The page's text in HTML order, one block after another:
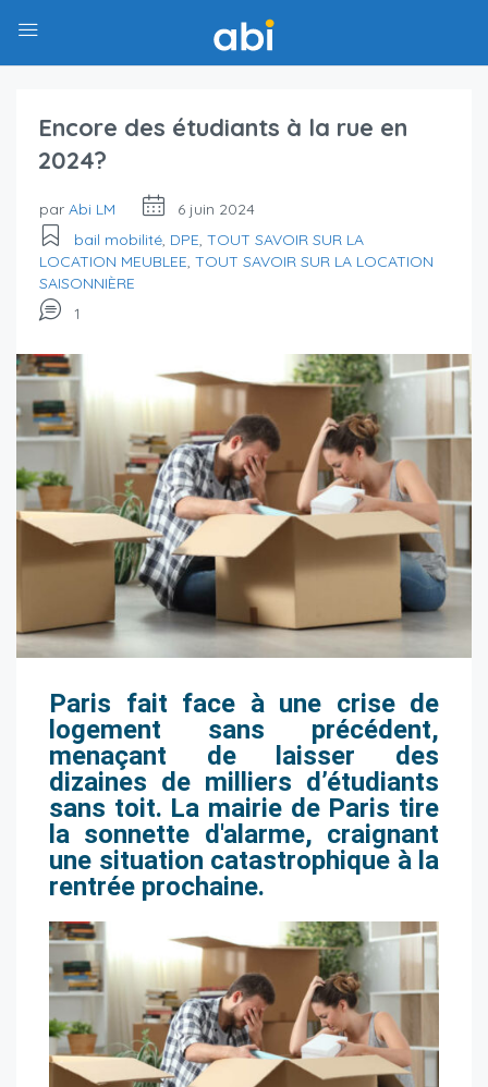
Encore des étudiants à la rue en
2024?
par Abi LM
6 juin 2024
bail mobilité, DPE, TOUT SAVOIR SUR LA
LOCATION MEUBLEE, TOUT SAVOIR SUR LA LOCATION
SAISONNIÈRE
1
Paris fait face à une crise de
logement sans précédent,
menaçant de laisser des
dizaines de milliers d’étudiants
sans toit. La mairie de Paris tire
la sonnette d'alarme, craignant
une situation catastrophique à la
rentrée prochaine.